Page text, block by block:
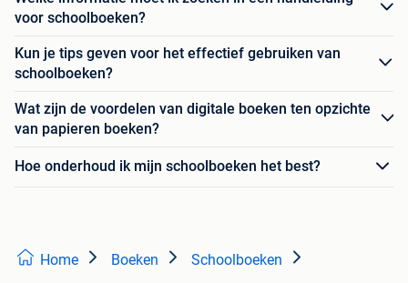
voor schoolboeken?
Kun je tips geven voor het effectief gebruiken van
schoolboeken?
Wat zijn de voordelen van digitale boeken ten opzichte
van papieren boeken?
Hoe onderhoud ik mijn schoolboeken het best?
Home Boeken Schoolboeken